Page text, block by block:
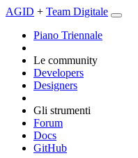
AGID + Team Digitale
Piano Triennale
Le community
Developers
Designers
Gli strumenti
Forum
Docs
GitHub